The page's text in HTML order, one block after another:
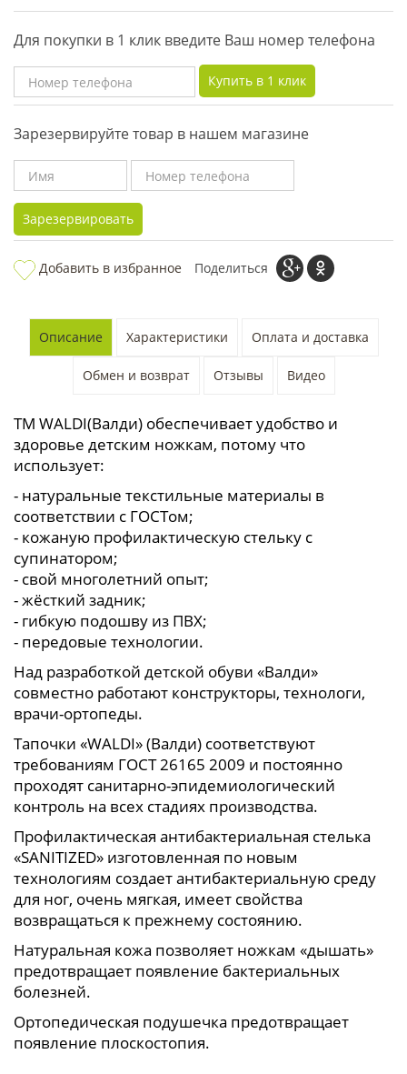
Для покупки в 1 клик введите Ваш номер телефона
Купить в 1 клик
Зарезервируйте товар в нашем магазине
Зарезервировать
Добавить в избранное Поделиться
Описание Характеристики Оплата и доставка
Обмен и возврат Отзывы Видео
ТМ WALDI(Валди) обеспечивает удобство и
здоровье детским ножкам, потому что
использует:
- натуральные текстильные материалы в
соответствии с ГОСТом;
- кожаную профилактическую стельку с
супинатором;
- свой многолетний опыт;
- жёсткий задник;
- гибкую подошву из ПВХ;
- передовые технологии.
Над разработкой детской обуви «Валди»
совместно работают конструкторы, технологи,
врачи-ортопеды.
Тапочки «WALDI» (Валди) соответствуют
требованиям ГОСТ 26165 2009 и постоянно
проходят санитарно-эпидемиологический
контроль на всех стадиях производства.
Профилактическая антибактериальная стелька
«SANITIZED» изготовленная по новым
технологиям создает антибактериальную среду
для ног, очень мягкая, имеет свойства
возвращаться к прежнему состоянию.
Натуральная кожа позволяет ножкам «дышать»
предотвращает появление бактериальных
болезней.
Ортопедическая подушечка предотвращает
появление плоскостопия.